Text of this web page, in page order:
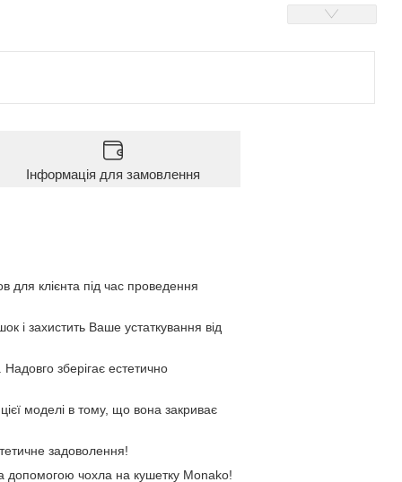
Інформація для замовлення
для клієнта під час проведення
і захистить Ваше устаткування від
зберігає естетично
моделі в тому, що вона закриває
задоволення!
допомогою чохла на кушетку Monako!